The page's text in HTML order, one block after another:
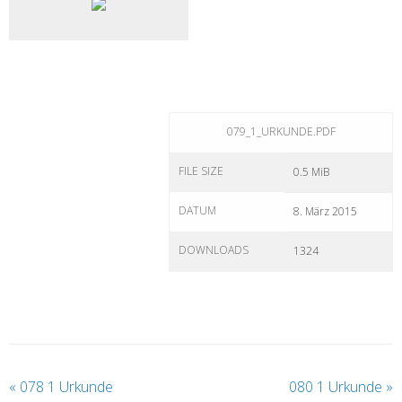
079_1_URKUNDE.PDF
FILE SIZE 0.5 MiB
DATUM 8. März 2015
DOWNLOADS 1324
« 078 1 Urkunde 080 1 Urkunde »